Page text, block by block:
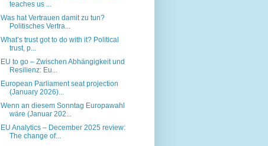
teaches us ...
Was hat Vertrauen damit zu tun?
Politisches Vertra...
What’s trust got to do with it? Political
trust, p...
EU to go – Zwischen Abhängigkeit und
Resilienz: Eu...
European Parliament seat projection
(January 2026)...
Wenn an diesem Sonntag Europawahl
wäre (Januar 202...
EU Analytics – December 2025 review:
The change of...